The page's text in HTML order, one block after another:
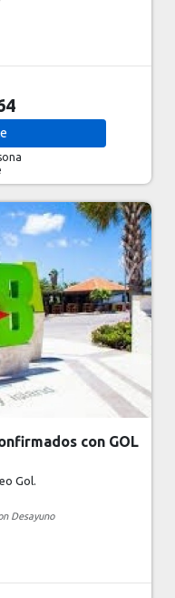
con GOL
Gol.
Desayuno